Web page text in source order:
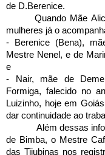
de D.Berenice.
Quando Mãe
mulheres já o
- Berenice (Bena),
Mestre Nenel, e de
e
- Nair, mãe de
Formiga, falecido no
Luizinho, hoje em
dar continuidade ao
Além dessas
de Bimba, o Mestre
das Tijubinas nos